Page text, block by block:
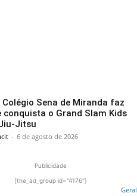
Sena de Miranda faz
conquista o Grand Slam Kids
Jitsu
- 6 de agosto de 2026
Publicidade
[the_ad_group id="4176"]
Geral